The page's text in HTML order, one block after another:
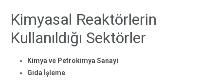
Kimyasal Reaktörlerin
Kullanıldığı Sektörler
Kimya ve Petrokimya Sanayi
Gıda İşleme